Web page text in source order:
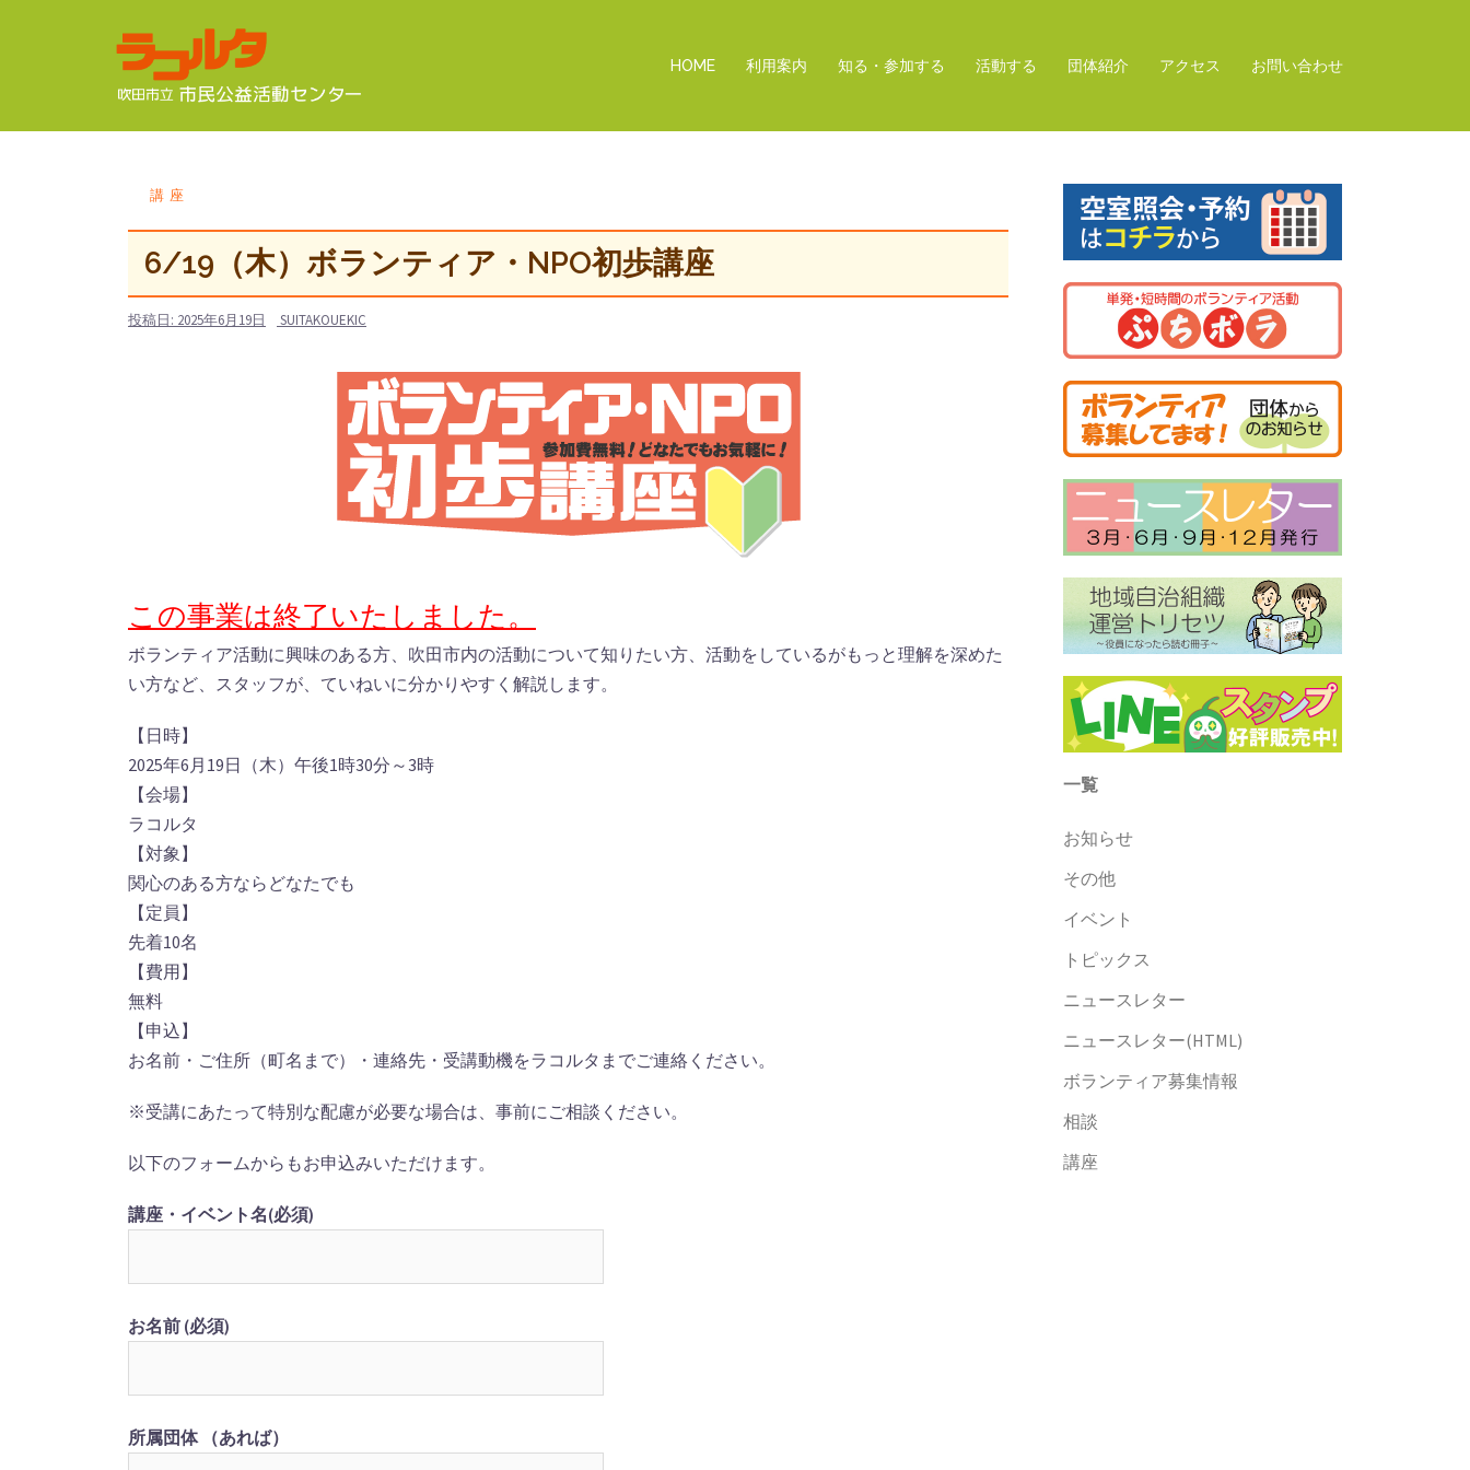
ツ
HOME 利用案内 知る・参加する 活動する 団体紹介 アクセス お問い合わせ
講座
6/19（木）ボランティア・NPO初歩講座
投稿日: 2025年6月19日 SUITAKOUEKIC
この事業は終了いたしました。
ボランティア活動に興味のある方、吹田市内の活動について知りたい方、活動をしているがもっと理解を深めた
い方など、スタッフが、ていねいに分かりやすく解説します。
【日時】
2025年6月19日（木）午後1時30分～3時
【会場】
ラコルタ
【対象】
関心のある方ならどなたでも
【定員】
先着10名
【費用】
無料
【申込】
お名前・ご住所（町名まで）・連絡先・受講動機をラコルタまでご連絡ください。
※受講にあたって特別な配慮が必要な場合は、事前にご相談ください。
以下のフォームからもお申込みいただけます。
講座・イベント名(必須)
お名前 (必須)
所属団体 （あれば）
一覧
お知らせ
その他
イベント
トピックス
ニュースレター
ニュースレター(HTML)
ボランティア募集情報
相談
講座